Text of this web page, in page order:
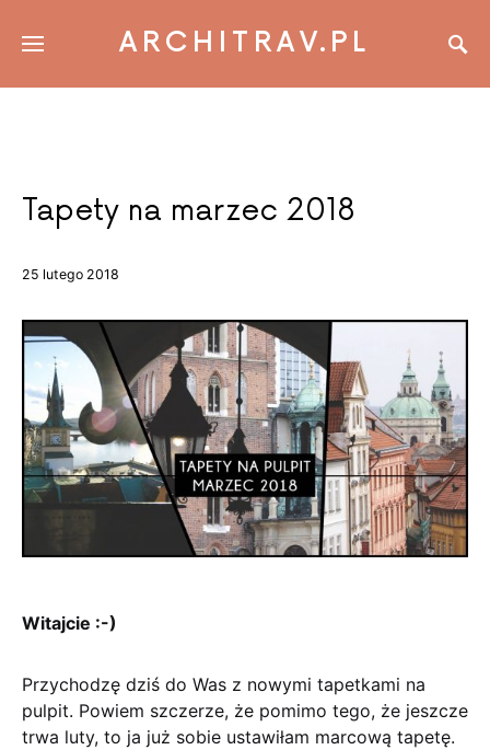
ARCHITRAV.PL
Tapety na marzec 2018
25 lutego 2018
Witajcie :-)
Przychodzę dziś do Was z nowymi tapetkami na
pulpit. Powiem szczerze, że pomimo tego, że jeszcze
trwa luty, to ja już sobie ustawiłam marcową tapetę.